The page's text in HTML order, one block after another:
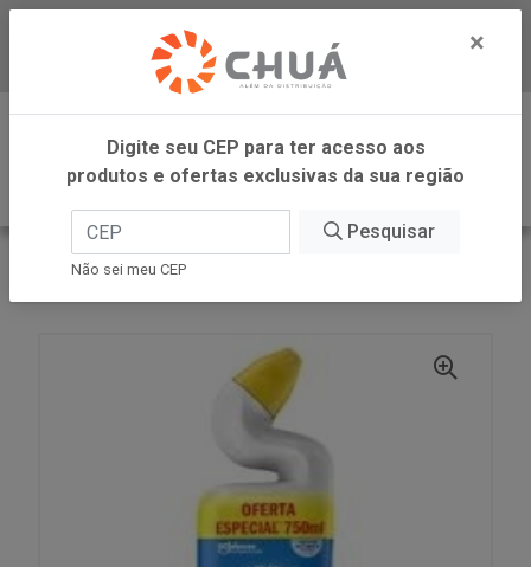
Baixe já nosso APP
0
INÍCIO
SC JOHNSON
×
Digite seu CEP para ter acesso aos
produtos e ofertas exclusivas da sua região
Pesquisar
Não sei meu CEP